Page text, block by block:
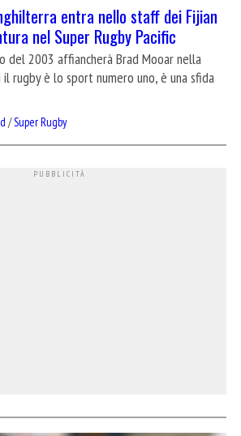
entra nello staff dei Fijian
nel Super Rugby Pacific
del 2003 affiancherà Brad Mooar nella
il rugby è lo sport numero uno, è una sfida
/Super Rugby